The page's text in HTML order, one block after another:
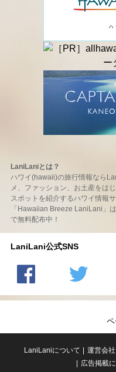
LaniLaniとは？
ハワイ(hawaii)の旅行情報なら
メ、ファッション、お土産をは
スポットを紹介するハワイ情報
「Hawaiian Breeze LaniLani」
で無料配布中！
LaniLani公式SNS
の
のtwitter
LaniLaniについて 運営会社
広告掲載